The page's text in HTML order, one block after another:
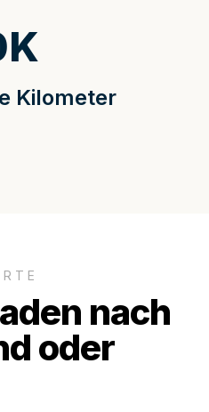
Kilometer
K
nach
oder